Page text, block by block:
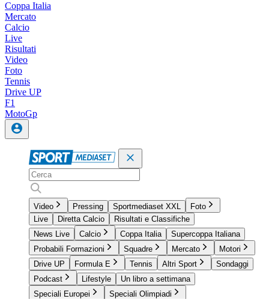
Coppa Italia
Mercato
Calcio
Live
Risultati
Video
Foto
Tennis
Drive UP
F1
MotoGp
Video Pressing Sportmediaset XXL
Foto
Live
Diretta Calcio
Risultati e Classifiche
News Live
Calcio Coppa Italia
Supercoppa Italiana
Probabili Formazioni
Squadre Mercato
Motori
Drive UP
Formula E Tennis Altri Sport
Sondaggi
Podcast
Lifestyle
Un libro a settimana
Speciali Europei
Speciali Olimpiadi